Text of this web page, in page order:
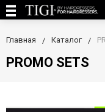
Главная Каталог
PROMO SETS